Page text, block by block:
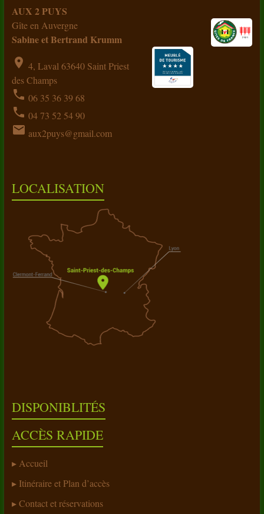
AUX 2 PUYS
Gîte en Auvergne
Sabine et Bertrand Krumm
location_on 4, Laval 63640 Saint Priest
des Champs
phone 06 35 36 39 68
phone 04 73 52 54 90
email aux2puys@gmail.com
LOCALISATION
DISPONIBLITÉS
ACCÈS RAPIDE
Accueil
Itinéraire et Plan d’accès
Contact et réservations